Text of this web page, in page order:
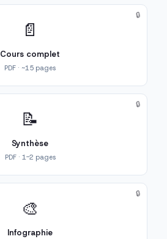
📄
Cours complet
PDF · ~15 pages
🔒
📝
Synthèse
PDF · 1-2 pages
🔒
🎨
Infographie
🔒